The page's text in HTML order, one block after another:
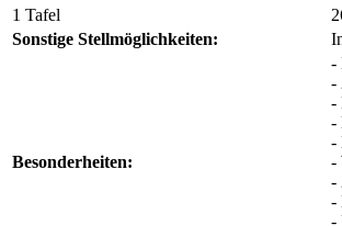
1 Tafel
Sonstige Stellmöglichkeiten:
Besonderheiten:
-
-
-
-
-
-
-
-
-